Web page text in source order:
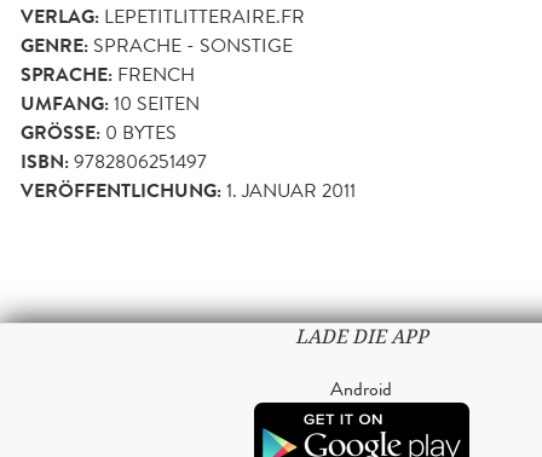
VERLAG: LEPETITLITTERAIRE.FR
GENRE: SPRACHE - SONSTIGE
SPRACHE: FRENCH
UMFANG:10 SEITEN
GRÖSSE: 0 BYTES
ISBN:9782806251497
VERÖFFENTLICHUNG:1. JANUAR 2011
LADE DIE APP
Android